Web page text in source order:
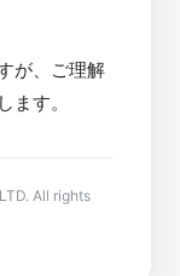
が、ご理解
ます。
All rights